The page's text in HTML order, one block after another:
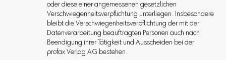
oder diese einer angemessenen gesetzlichen
Verschwiegenheitsverpflichtung unterliegen. Insbesondere
bleibt die Verschwiegenheitsverpflichtung der mit der
Datenverarbeitung beauftragten Personen auch nach
Beendigung ihrer Tätigkeit und Ausscheiden bei der
profax Verlag AG bestehen.